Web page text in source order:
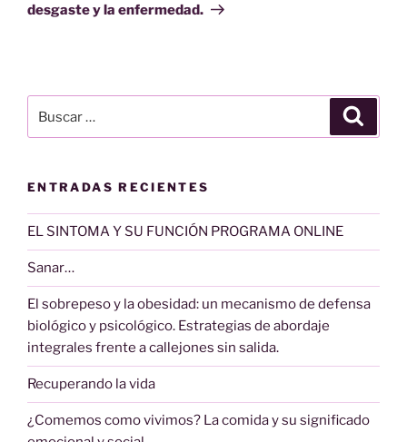
desgaste y la enfermedad.
por:
ENTRADAS RECIENTES
EL SINTOMA Y SU FUNCIÓN PROGRAMA ONLINE
Sanar…
El sobrepeso y la obesidad: un mecanismo de defensa
biológico y psicológico. Estrategias de abordaje
integrales frente a callejones sin salida.
Recuperando la vida
¿Comemos como vivimos? La comida y su significado